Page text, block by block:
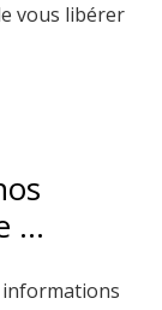
vous libérer
…
informations